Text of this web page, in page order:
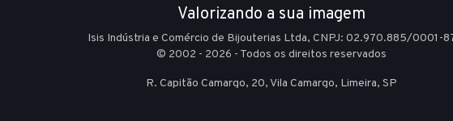
Valorizando a sua imagem
Isis Indústria e Comércio de Bijouterias Ltda, CNPJ: 02.970.885/0001-
© 2002 - 2026 - Todos os direitos reservados
R. Capitão Camargo, 20, Vila Camargo, Limeira, SP